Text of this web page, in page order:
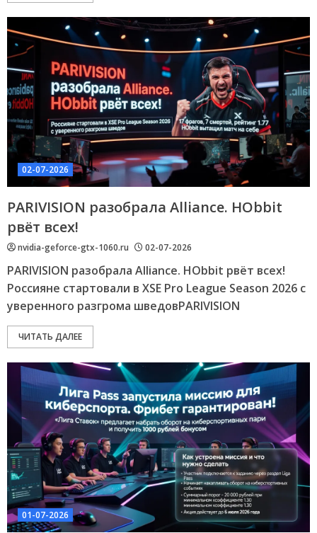
02-07-2026
PARIVISION разобрала Alliance. HObbit
рвёт всех!
nvidia-geforce-gtx-1060.ru 02-07-2026
PARIVISION разобрала Alliance. HObbit рвёт всех!
Россияне стартовали в XSE Pro League Season 2026 с
уверенного разгрома шведовPARIVISION
ЧИТАТЬ ДАЛЕЕ
01-07-2026